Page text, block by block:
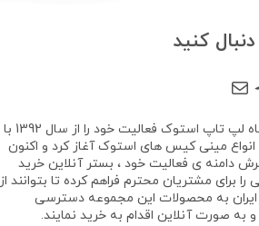
دنبال کنید
Mail
فروشگاه لپ تاپ استوک فعالیت خود را از سال 1392 با
انواع مینی کیس های استوک آغاز کرد و اکنون
دامنه ی فعالیت خود ، بستر آنلاین خرید
را برای مشتریان محترم فراهم کرده تا بتوانند از
ایران به محصولات این مجموعه دسترسی
به صورت آنلاین اقدام به خرید نمایند.